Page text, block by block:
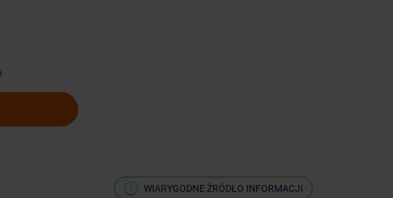
WIARYGODNE ŹRÓDŁO INFORMACJI